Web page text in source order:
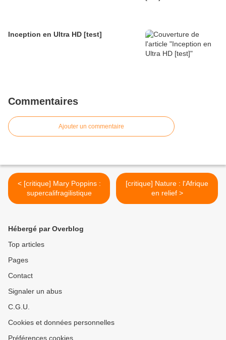
Inception en Ultra HD [test]
Commentaires
Ajouter un commentaire
< [critique] Mary Poppins :
supercalifragilistique
[critique] Nature : l'Afrique
en relief >
Hébergé par Overblog
Top articles
Pages
Contact
Signaler un abus
C.G.U.
Cookies et données personnelles
Préférences cookies